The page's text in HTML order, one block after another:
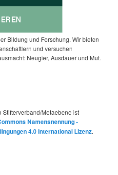
Bildung und Forschung. Wir bieten
und versuchen
Neugier, Ausdauer und Mut.
Stifterverband/Metaebene ist
Namensnennung -
4.0 International Lizenz.